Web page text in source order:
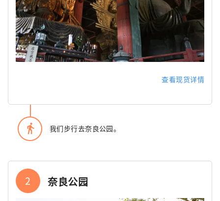
查看现货详情
directions_walk 我们步行去奈良公园。
2 奈良公园